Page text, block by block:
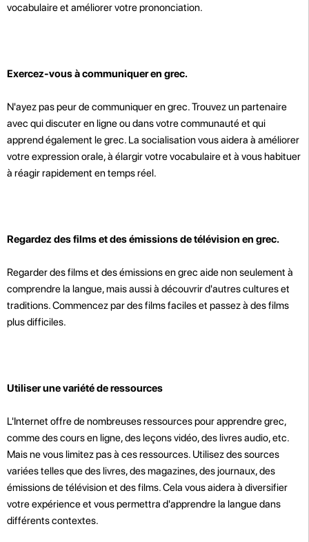
vocabulaire et améliorer votre prononciation.
Exercez-vous à communiquer en grec.
N'ayez pas peur de communiquer en grec. Trouvez un partenaire
avec qui discuter en ligne ou dans votre communauté et qui
apprend également le grec. La socialisation vous aidera à améliorer
votre expression orale, à élargir votre vocabulaire et à vous habituer
à réagir rapidement en temps réel.
Regardez des films et des émissions de télévision en grec.
Regarder des films et des émissions en grec aide non seulement à
comprendre la langue, mais aussi à découvrir d'autres cultures et
traditions. Commencez par des films faciles et passez à des films
plus difficiles.
Utiliser une variété de ressources
L'Internet offre de nombreuses ressources pour apprendre grec,
comme des cours en ligne, des leçons vidéo, des livres audio, etc.
Mais ne vous limitez pas à ces ressources. Utilisez des sources
variées telles que des livres, des magazines, des journaux, des
émissions de télévision et des films. Cela vous aidera à diversifier
votre expérience et vous permettra d'apprendre la langue dans
différents contextes.